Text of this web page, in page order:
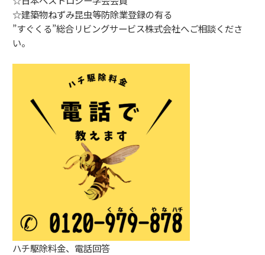
☆建築物ねずみ昆虫等防除業登録の有る
”すぐくる”総合リビングサービス株式会社へご相談くださ
い。
ハチ駆除料金、電話回答